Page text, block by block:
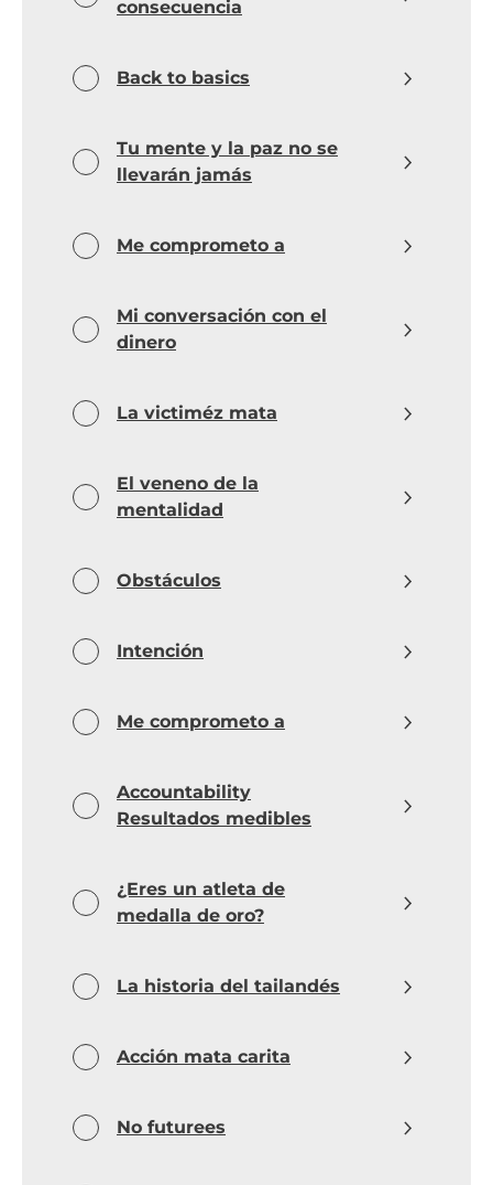
consecuencia
Back to basics
Tu mente y la paz no se
llevarán jamás
Me comprometo a
Mi conversación con el
dinero
La victiméz mata
El veneno de la
mentalidad
Obstáculos
Intención
Me comprometo a
Accountability
Resultados medibles
¿Eres un atleta de
medalla de oro?
La historia del tailandés
Acción mata carita
No futurees